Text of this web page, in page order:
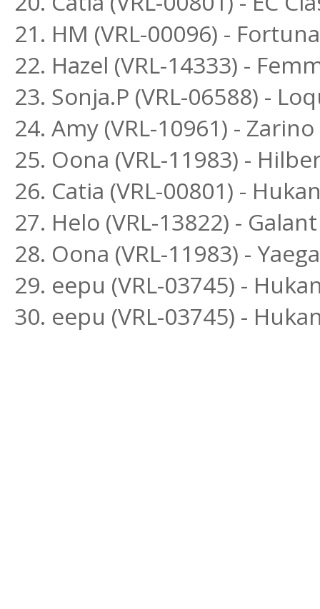
21. HM (VRL-00096) -
22. Hazel (VRL-14333) -
23. Sonja.P (VRL-06588) -
24. Amy (VRL-10961) -
25. Oona (VRL-11983) -
26. Catia (VRL-00801) -
27. Helo (VRL-13822) -
28. Oona (VRL-11983) -
29. eepu (VRL-03745) -
30. eepu (VRL-03745) -